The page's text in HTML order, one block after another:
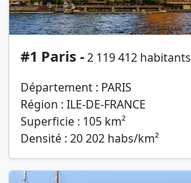
#1 Paris -2 119 412 habitants
Département : PARIS
Région : ILE-DE-FRANCE
Superficie : 105 km²
Densité : 20 202 habs/km²